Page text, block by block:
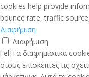
cookies help provide
bounce rate, traffic
Διαφήμιση
Διαφήμιση
[:el]Τα διαφημιστικά
στους επισκέπτες τις